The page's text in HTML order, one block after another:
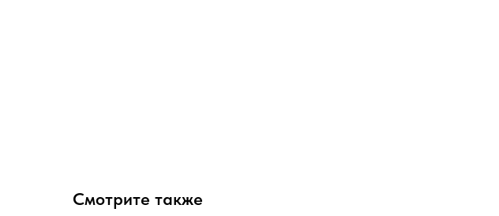
Смотрите также